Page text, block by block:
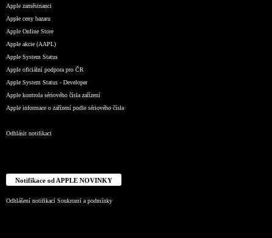
Apple zaměstnanci
Apple ceny bazaru
Apple Online Store
Apple akcie (AAPL)
Apple System Status
Apple oficiální podpora pro ČR
Apple System Status - Developer
Apple kontrola sériového čísla zařízení
Apple informace o zařízení podle sériového čísla
Odhlásit notifikaci
Notifikace od APPLE NOVINKY
Odhlášení notifikací Soukromí a podmínky